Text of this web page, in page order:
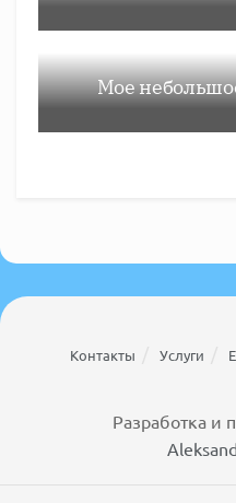
Мое
Контакты Услуги
Разработка и